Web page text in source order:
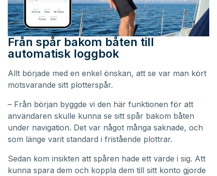
Från spår bakom båten till
automatisk loggbok
Allt började med en enkel önskan, att se var man kört
motsvarande sitt plotterspår.
– Från början byggde vi den här funktionen för att
användaren skulle kunna se sitt spår bakom båten
under navigation. Det var något många saknade, och
som länge varit standard i fristående plottrar.
Sedan kom insikten att spåren hade ett värde i sig. Att
kunna spara dem och koppla dem till sitt konto gjorde